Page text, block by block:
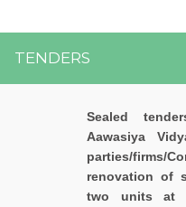
TENDERS
Sealed
Aawasiya
parties/
renovation of
two units at